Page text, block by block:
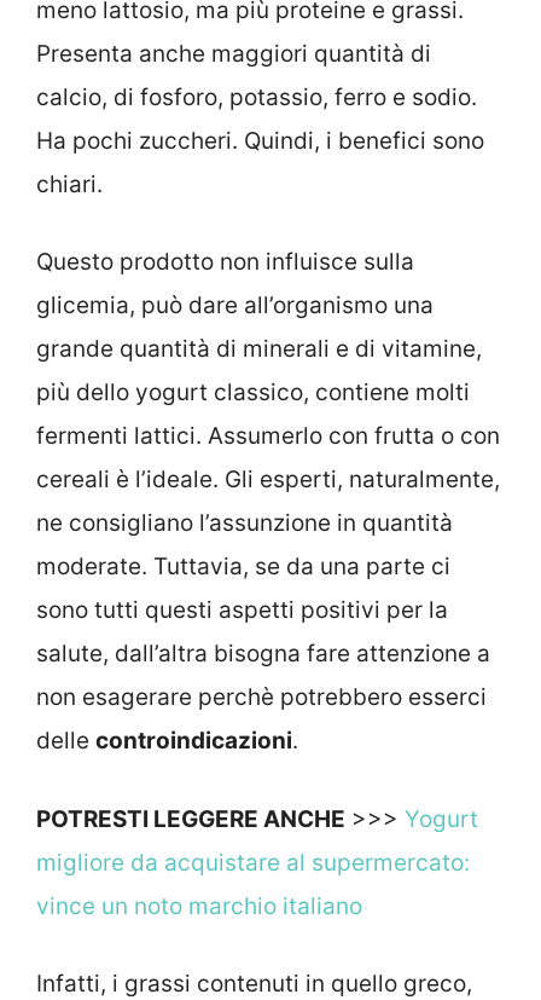
meno lattosio, ma più proteine e grassi.
Presenta anche maggiori quantità di
calcio, di fosforo, potassio, ferro e sodio.
Ha pochi zuccheri. Quindi, i benefici sono
chiari.
Questo prodotto non influisce sulla
glicemia, può dare all’organismo una
grande quantità di minerali e di vitamine,
più dello yogurt classico, contiene molti
fermenti lattici. Assumerlo con frutta o con
cereali è l’ideale. Gli esperti, naturalmente,
ne consigliano l’assunzione in quantità
moderate. Tuttavia, se da una parte ci
sono tutti questi aspetti positivi per la
salute, dall’altra bisogna fare attenzione a
non esagerare perchè potrebbero esserci
delle controindicazioni.
POTRESTI LEGGERE ANCHE >>> Yogurt
migliore da acquistare al supermercato:
vince un noto marchio italiano
Infatti, i grassi contenuti in quello greco,